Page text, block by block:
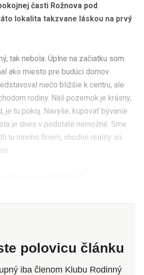
časti Rožnova pod
lokalita takzvane láskou na prvý
tak nebola. Úplne na začiatku som
ako miesto pre budúci domov.
niečo bližšie k centru, ale
rodiny. Náš pozemok je krásny,
je tu pokoj. Navyše, kupovať bývanie
je dnes v podstate nemožné. Sme
tu mnoho firiem, vhodné reality sú
polovicu článku
iba členom Klubu Rodinný